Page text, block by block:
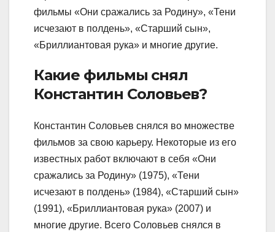
фильмы «Они сражались за Родину», «Тени
исчезают в полдень», «Старший сын»,
«Бриллиантовая рука» и многие другие.
Какие фильмы снял
Константин Соловьев?
Константин Соловьев снялся во множестве
фильмов за свою карьеру. Некоторые из его
известных работ включают в себя «Они
сражались за Родину» (1975), «Тени
исчезают в полдень» (1984), «Старший сын»
(1991), «Бриллиантовая рука» (2007) и
многие другие. Всего Соловьев снялся в